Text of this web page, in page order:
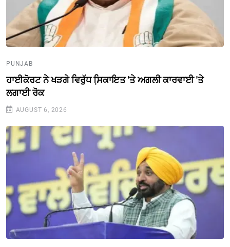
PUNJAB
ਹਾਈਕੋਰਟ ਨੇ ਖੜਗੇ ਵਿਰੁੱਧ ਸਿ਼ਕਾਇਤ 'ਤੇ ਅਗਲੀ ਕਾਰਵਾਈ 'ਤੇ
ਲਗਾਈ ਰੋਕ
AUGUST 6, 2026